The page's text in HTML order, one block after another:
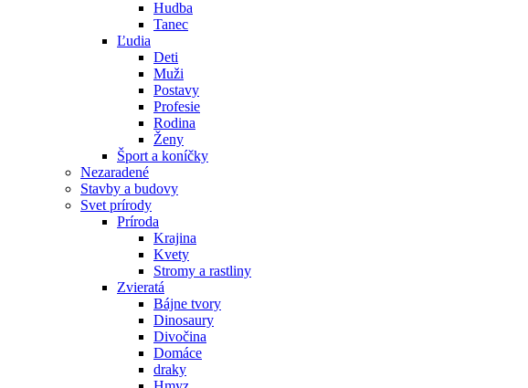
Hudba
Tanec
Ľudia
Deti
Muži
Postavy
Profesie
Rodina
Ženy
Šport a koníčky
Nezaradené
Stavby a budovy
Svet prírody
Príroda
Krajina
Kvety
Stromy a rastliny
Zvieratá
Bájne tvory
Dinosaury
Divočina
Domáce
draky